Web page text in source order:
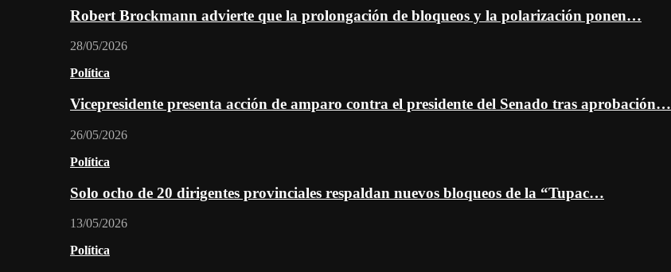
Robert Brockmann advierte que la prolongación de bloqueos y la polarización ponen…
28/05/2026
Política
Vicepresidente presenta acción de amparo contra el presidente del Senado tras aprobación…
26/05/2026
Política
Solo ocho de 20 dirigentes provinciales respaldan nuevos bloqueos de la “Tupac…
13/05/2026
Política